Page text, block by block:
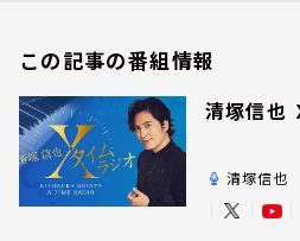
この記事の番組情報
清塚信也
清塚信也